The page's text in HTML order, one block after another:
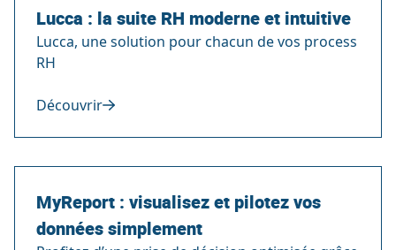
Lucca : la suite RH moderne et intuitive
Lucca, une solution pour chacun de vos process
RH
Découvrir
MyReport : visualisez et pilotez vos
données simplement